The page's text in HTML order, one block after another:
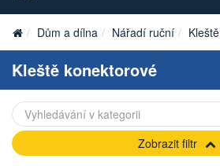
Dům a dílna Nářadí ruční Kleště
Kleště konektorové
Zobrazit filtr